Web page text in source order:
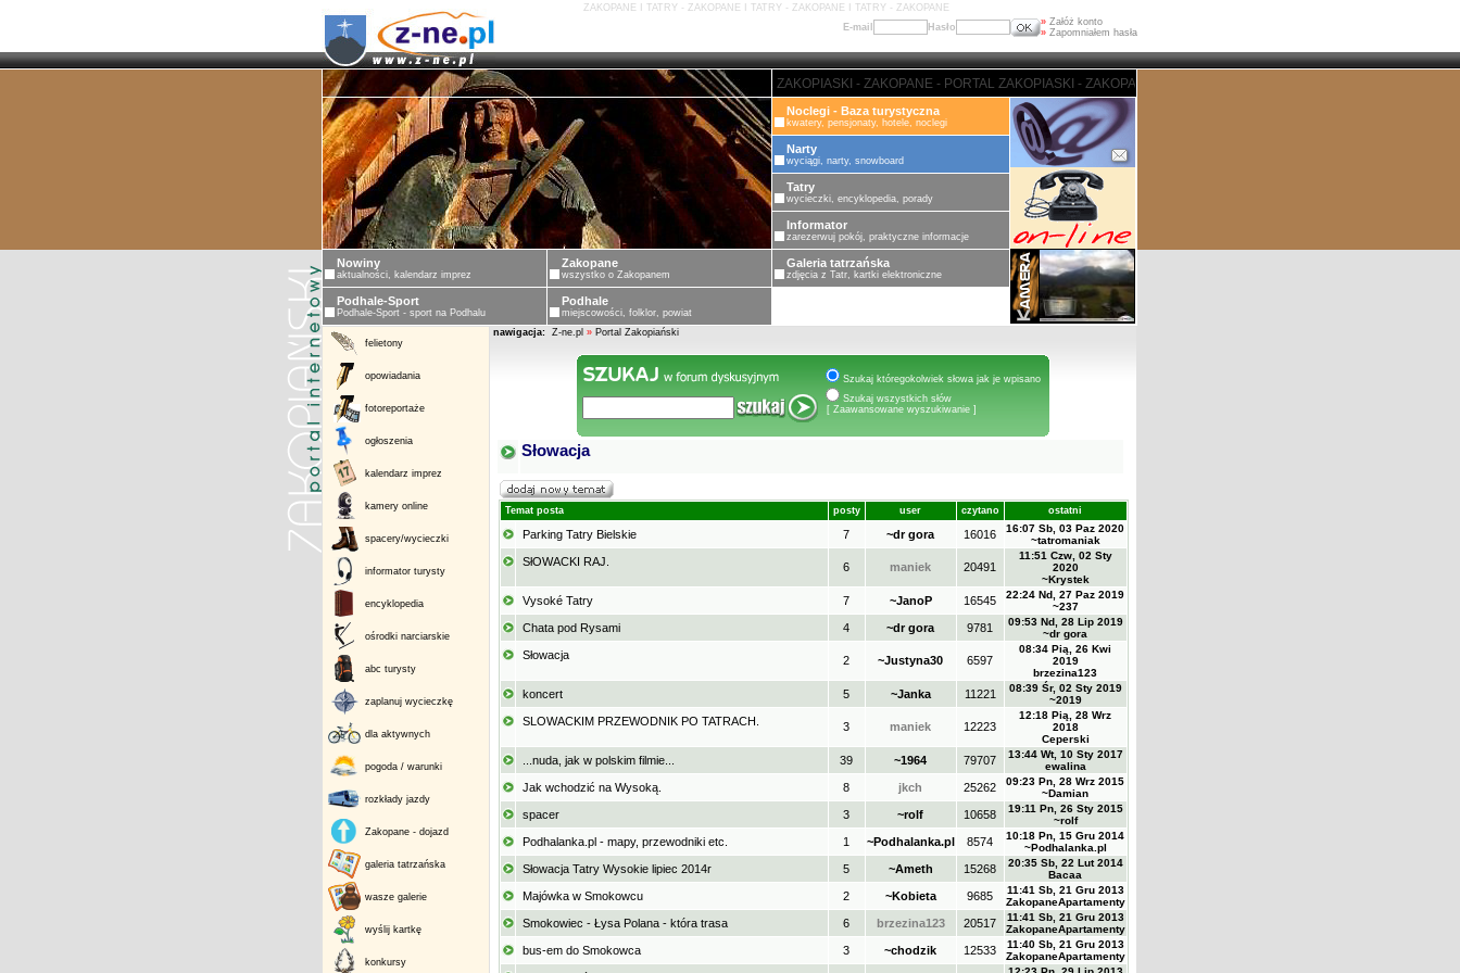
ZAKOPANE I TATRY - ZAKOPANE I TATRY - ZAKOPANE I TATRY - ZAKOPANE
E-mail
Hasło » Załóż konto
» Zapomniałem hasła
ZAKOPANE - PORTAL ZAKOPIASKI - ZAKOPANE - PORTAL ZAKOPIASKI - ZAKOPANE - PORTAL ZAKOPIASKI -
Noclegi - Baza turystyczna
kwatery, pensjonaty, hotele, noclegi
Narty
wyciągi, narty, snowboard
Tatry
wycieczki, encyklopedia, porady
Informator
zarezerwuj pokój, praktyczne informacje
Nowiny
aktualności, kalendarz imprez
Zakopane
wszystko o Zakopanem
Galeria tatrzańska
zdjęcia z Tatr, kartki elektroniczne
Podhale-Sport
Podhale-Sport - sport na Podhalu
Podhale
miejscowości, folklor, powiat
felietony
opowiadania
fotoreportaże
ogłoszenia
kalendarz imprez
kamery online
spacery/wycieczki
informator turysty
encyklopedia
ośrodki narciarskie
abc turysty
zaplanuj wycieczkę
dla aktywnych
pogoda / warunki
rozkłady jazdy
Zakopane - dojazd
galeria tatrzańska
wasze galerie
wyślij kartkę
konkursy
nawigacja: Z-ne.pl » Portal Zakopiański
Szukaj któregokolwiek słowa jak je wpisano
Szukaj wszystkich słów
[ Zaawansowane wyszukiwanie ]
Słowacja
Temat posta posty user czytano ostatni
Parking Tatry Bielskie 7 ~dr gora 16016
16:07 Sb, 03 Paz 2020
~tatromaniak
SłOWACKI RAJ. 6 maniek 20491
11:51 Czw, 02 Sty
2020
~Krystek
Vysoké Tatry 7 ~JanoP 16545
22:24 Nd, 27 Paz 2019
~237
Chata pod Rysami 4 ~dr gora 9781
09:53 Nd, 28 Lip 2019
~dr gora
Słowacja 2 ~Justyna30 6597
08:34 Pią, 26 Kwi
2019
brzezina123
koncert 5 ~Janka 11221
08:39 Śr, 02 Sty 2019
~2019
SLOWACKIM PRZEWODNIK PO TATRACH. 3 maniek 12223
12:18 Pią, 28 Wrz
2018
Ceperski
...nuda, jak w polskim filmie... 39 ~1964 79707
13:44 Wt, 10 Sty 2017
ewalina
Jak wchodzić na Wysoką. 8 jkch 25262
09:23 Pn, 28 Wrz 2015
~Damian
spacer 3 ~rolf 10658
19:11 Pn, 26 Sty 2015
~rolf
Podhalanka.pl - mapy, przewodniki etc. 1 ~Podhalanka.pl 8574
10:18 Pn, 15 Gru 2014
~Podhalanka.pl
Słowacja Tatry Wysokie lipiec 2014r 5 ~Ameth 15268
20:35 Sb, 22 Lut 2014
Bacaa
Majówka w Smokowcu 2 ~Kobieta 9685
11:41 Sb, 21 Gru 2013
ZakopaneApartamenty
Smokowiec - Łysa Polana - która trasa 6 brzezina123 20517
11:41 Sb, 21 Gru 2013
ZakopaneApartamenty
bus-em do Smokowca 3 ~chodzik 12533
11:40 Sb, 21 Gru 2013
ZakopaneApartamenty